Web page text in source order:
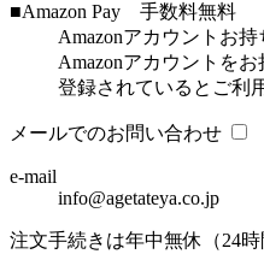
■Amazon Pay 手数料無料
Amazonアカウントお持
Amazonアカウントを
登録されているとご利
メールでのお問い合わせ
e-mail
info@agetateya.co.jp
注文手続きは年中無休（24時